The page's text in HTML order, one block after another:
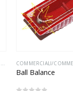
COMMERCIALI/
Ball Balance